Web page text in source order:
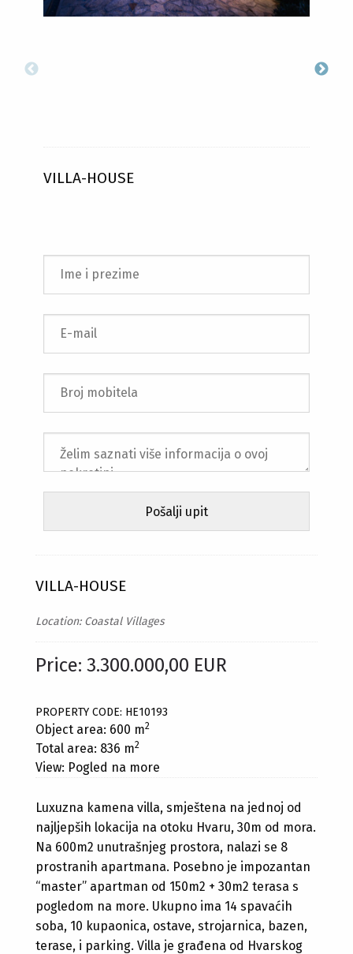
VILLA-HOUSE
VILLA-HOUSE
Location: Coastal Villages
Price: 3.300.000,00 EUR
PROPERTY CODE: HE10193
Object area: 600 m2
Total area: 836 m2
View: Pogled na more
Luxuzna kamena villa, smještena na jednoj od
najljepših lokacija na otoku Hvaru, 30m od mora.
Na 600m2 unutrašnjeg prostora, nalazi se 8
prostranih apartmana. Posebno je impozantan
“master” apartman od 150m2 + 30m2 terasa s
pogledom na more. Ukupno ima 14 spavaćih
soba, 10 kupaonica, ostave, strojarnica, bazen,
terase, i parking. Villa je građena od Hvarskog